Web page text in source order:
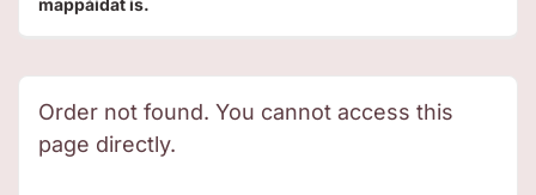
Order not found. You cannot access this
page directly.